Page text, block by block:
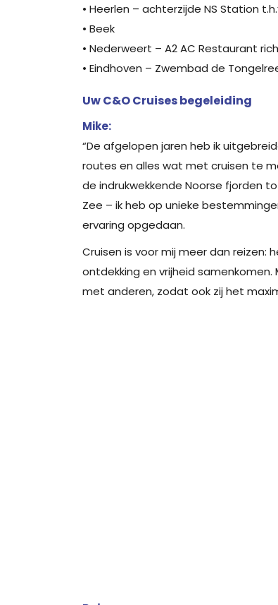
• Heerlen – achterzijde NS Station
• Beek
• Nederweert – A2 AC Restaurant
• Eindhoven – Zwembad de
Uw C&O Cruises begeleiding
Mike:
“De afgelopen jaren heb ik
routes en alles wat met cruisen te
de indrukwekkende Noorse fjorden
Zee – ik heb op unieke
ervaring opgedaan.
Cruisen is voor mij meer dan reizen:
ontdekking en vrijheid
met anderen, zodat ook zij het